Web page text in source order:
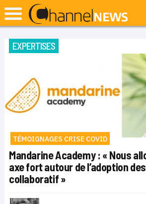
EXPERTISES
TÉMOIGNAGES CRISE COVID
Mandarine Academy : « Nous
axe fort autour de l’adoption
collaboratif »